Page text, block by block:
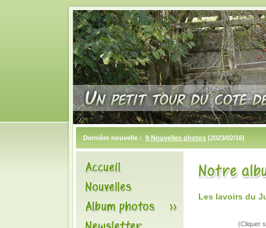
Dernière nouvelle : 9 Nouvelles photos (2023/02/16)
Les lavoirs du
(Cliquer